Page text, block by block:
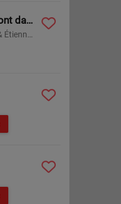
Tous les goûts sont dans ma nature
Jacques DUTRONC & Étienne DAHO